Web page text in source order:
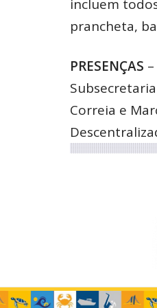
incluem
prancheta,
PRESENÇAS
Correia e